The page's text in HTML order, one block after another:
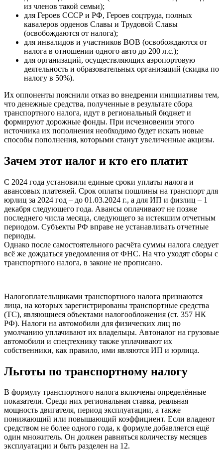
из членов такой семьи);
для Героев СССР и РФ, Героев соцтруда, полных
кавалеров орденов Славы и Трудовой Славы
(освобождаются от налога);
для инвалидов и участников ВОВ (освобождаются от
налога в отношении одного авто до 200 л.с.);
для организаций, осуществляющих аэропортовую
деятельность и образовательных организаций (скидка по
налогу в 50%).
Их оппоненты пояснили отказ во внедрении инициативы тем,
что денежные средства, полученные в результате сбора
транспортного налога, идут в региональный бюджет и
формируют дорожные фонды. При исчезновении этого
источника их пополнения необходимо будет искать новые
способы пополнения, которыми станут увеличенные акцизы.
Зачем этот налог и кто его платит
С 2024 года установили единые сроки уплаты налога и
авансовых платежей. Срок оплаты пошлины на транспорт для
юрлиц за 2024 год – до 01.03.2024 г., а для ИП и физлиц – 1
декабря следующего года. Авансы оплачивают не позже
последнего числа месяца, следующего за истекшим отчетным
периодом. Субъекты РФ вправе не устанавливать отчетные
периоды.
Однако после самостоятельного расчёта суммы налога следует
всё же дождаться уведомления от ФНС. На что уходят сборы с
транспортного налога, в законе не прописано.
Налогоплательщиками транспортного налога признаются
лица, на которых зарегистрированы транспортные средства
(ТС), являющиеся объектами налогообложения (ст. 357 НК
РФ). Налоги на автомобили для физических лиц по
умолчанию уплачивают их владельцы. Автоналог на грузовые
автомобили и спецтехнику также уплачивают их
собственники, как правило, ими являются ИП и юрлица.
Льготы по транспортному налогу
В формулу транспортного налога включены определённые
показатели. Среди них региональная ставка, реальная
мощность двигателя, период эксплуатации, а также
понижающий или повышающий коэффициент. Если владеют
средством не более одного года, к формуле добавляется ещё
один множитель. Он должен равняться количеству месяцев
эксплуатации и быть разделен на 12.